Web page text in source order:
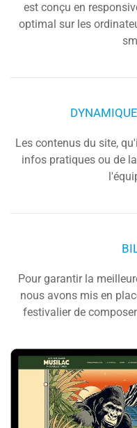
est conçu en
optimal sur les
Les contenus du site,
infos pratiques ou de
Pour garantir la
nous avons mis en
festivalier de